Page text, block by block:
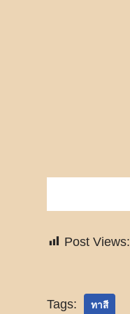
Post Views:
Tags: ทาสี